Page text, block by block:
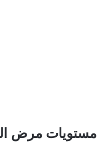
مستويات مرض